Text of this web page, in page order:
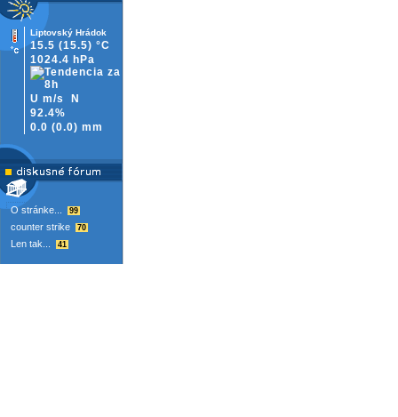
Liptovský Hrádok
15.5 (15.5) °C
1024.4 hPa
U m/s
N
92.4%
0.0 (0.0) mm
O stránke... 99
counter strike 70
Len tak... 41